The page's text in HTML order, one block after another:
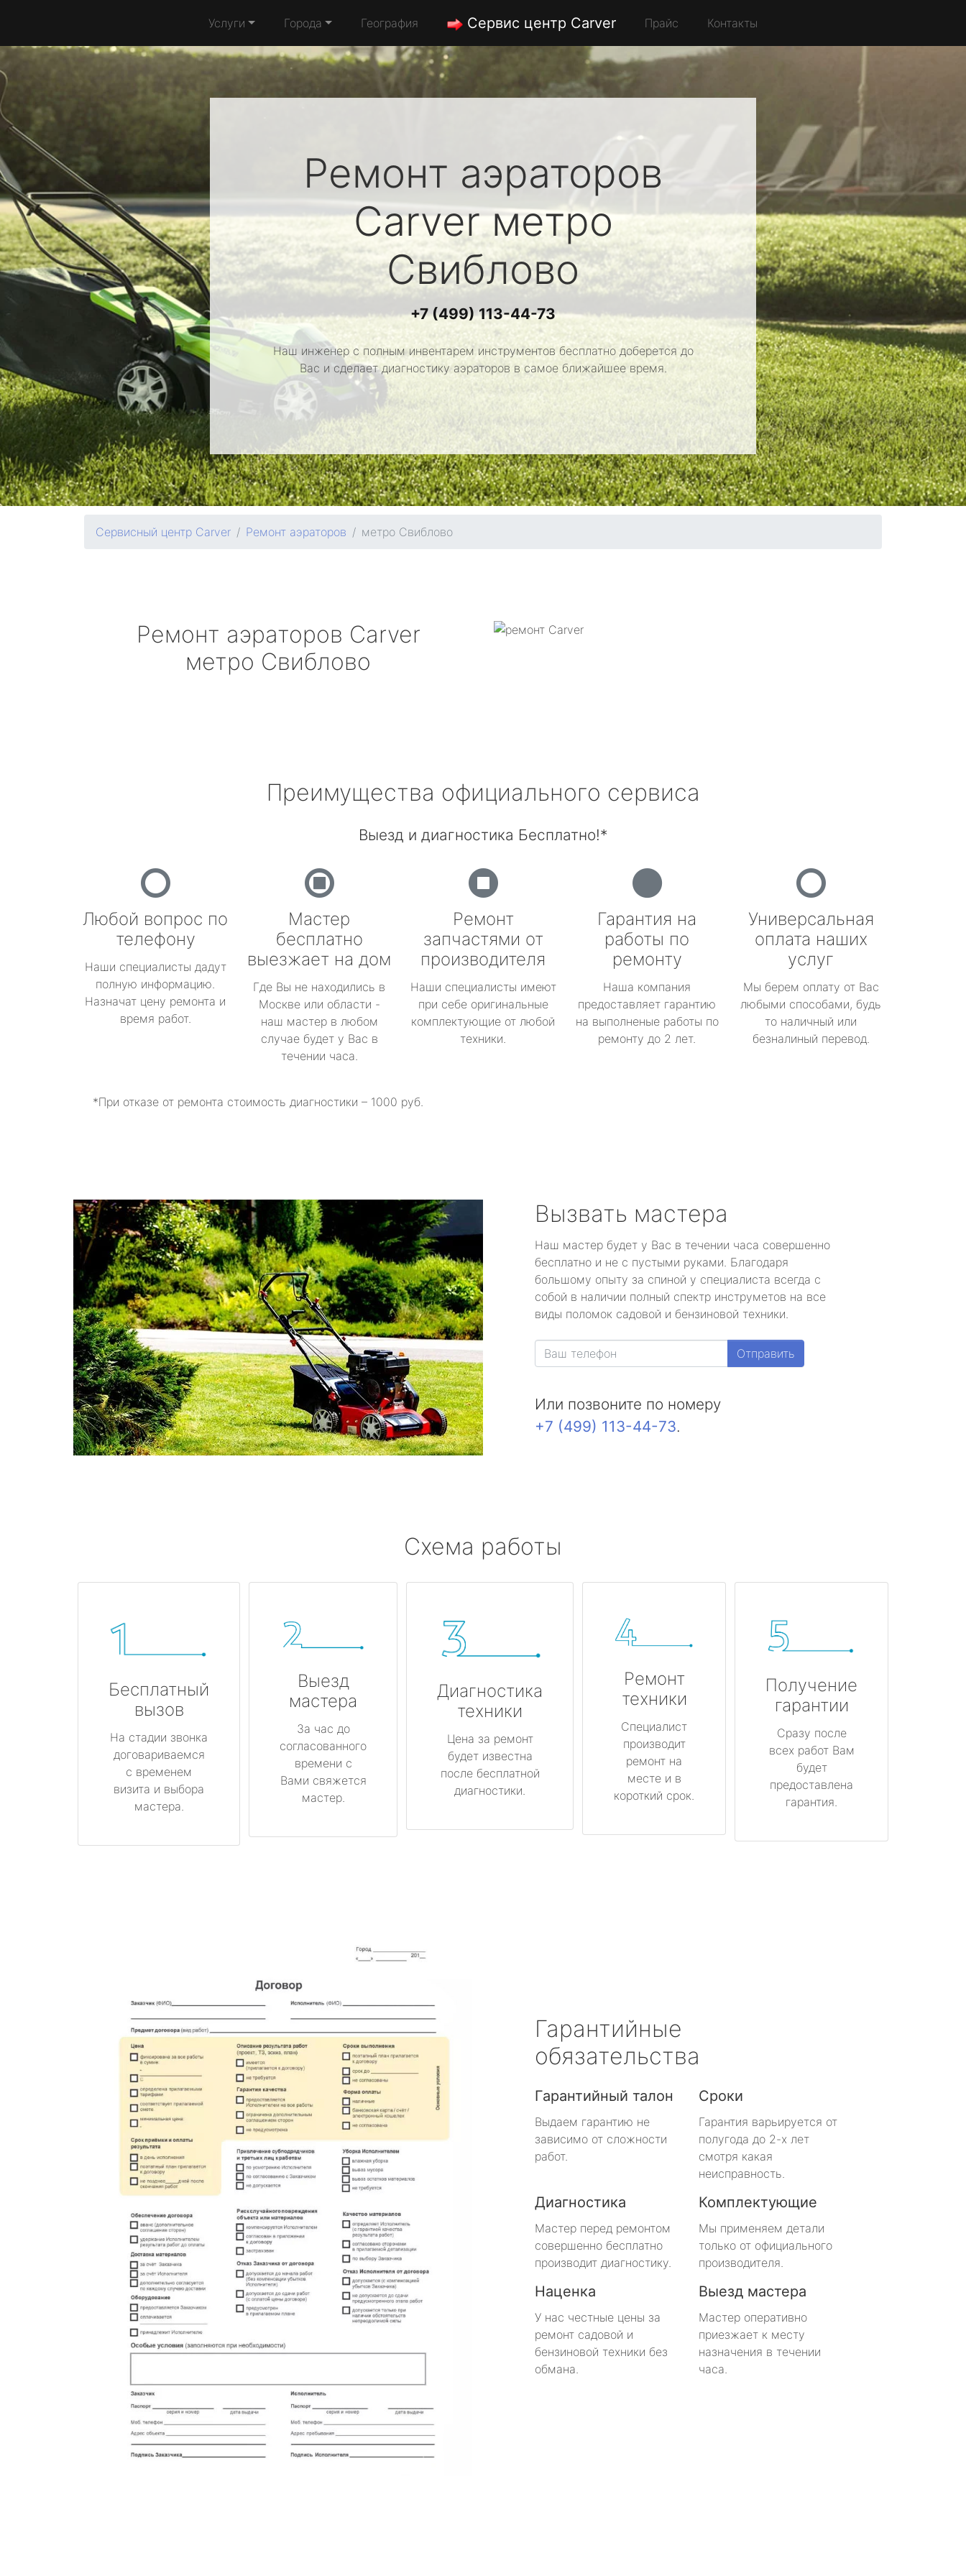
Услуги Города География Сервис центр Carver Прайс Контакты
Ремонт аэраторов
Carverметро
Свиблово
+7 (499) 113-44-73
Наш инженер с полным инвентарем инструментов бесплатно доберется до
Вас и сделает диагностику аэраторов в самое ближайшее время.
Сервисный центр Carver Ремонт аэраторов метро Свиблово
Ремонт аэраторов Carver
метро Свиблово
Преимущества официального сервиса
Выезд и диагностика Бесплатно!*
Любой вопрос по
телефону
Наши специалисты дадут
полную информацию.
Назначат цену ремонта и
время работ.
Мастер
бесплатно
выезжает на дом
Где Вы не находились в
Москве или области -
наш мастер в любом
случае будет у Вас в
течении часа.
Ремонт
запчастями от
производителя
Наши специалисты имеют
при себе оригинальные
комплектующие от любой
техники.
Гарантия на
работы по
ремонту
Наша компания
предоставляет гарантию
на выполненые работы по
ремонту до 2 лет.
Универсальная
оплата наших
услуг
Мы берем оплату от Вас
любыми способами, будь
то наличный или
безналиный перевод.
*При отказе от ремонта стоимость диагностики – 1000 руб.
Вызвать мастера
Наш мастер будет у Вас в течении часа совершенно
бесплатно и не с пустыми руками. Благодаря
большому опыту за спиной у специалиста всегда с
собой в наличии полный спектр инструметов на все
виды поломок садовой и бензиновой техники.
Отправить
Или позвоните по номеру
+7 (499) 113-44-73.
Схема работы
Бесплатный
вызов
На стадии звонка
договариваемся
с временем
визита и выбора
мастера.
Выезд
мастера
За час до
согласованного
времени с
Вами свяжется
мастер.
Диагностика
техники
Цена за ремонт
будет известна
после бесплатной
диагностики.
Ремонт
техники
Специалист
производит
ремонт на
месте и в
короткий срок.
Получение
гарантии
Сразу после
всех работ Вам
будет
предоставлена
гарантия.
Гарантийные
обязательства
Гарантийный талон
Выдаем гарантию не
зависимо от сложности
работ.
Сроки
Гарантия варьируется от
полугода до 2-х лет
смотря какая
неисправность.
Диагностика
Мастер перед ремонтом
совершенно бесплатно
производит диагностику.
Комплектующие
Мы применяем детали
только от официального
производителя.
Наценка
У нас честные цены за
ремонт садовой и
бензиновой техники без
обмана.
Выезд мастера
Мастер оперативно
приезжает к месту
назначения в течении
часа.